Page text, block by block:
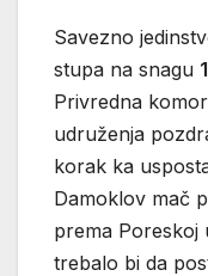
Savezno
stupa na snagu
Privredna
udruženja
korak ka
Damoklov mač
prema Poreskoj
trebalo bi da